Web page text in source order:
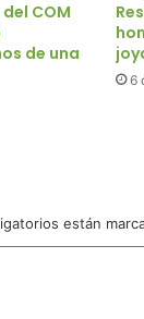
COM
de una
6
están